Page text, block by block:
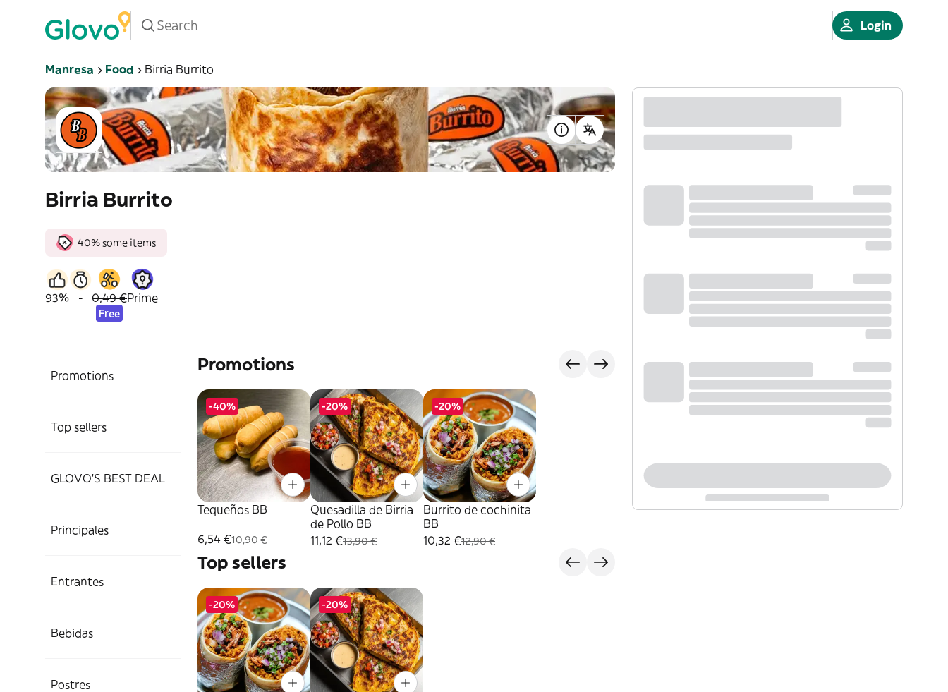
Login
Manresa Food Birria Burrito
Birria Burrito
-40% some items
93% - 0,49 €
Free
Prime
Promotions
Top sellers
GLOVO'S BEST DEAL
Principales
Entrantes
Bebidas
Postres
Promotions
-40%
Tequeños BB
6,54 €10,90 €
-20%
Quesadilla de Birria
de Pollo BB
11,12 €13,90 €
-20%
Burrito de cochinita
BB
10,32 €12,90 €
Top sellers
-20% -20%